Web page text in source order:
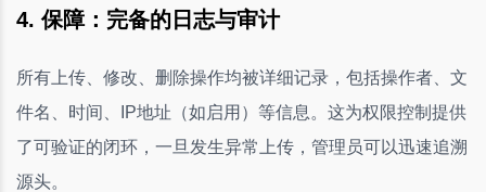
4. 保障：完备的日志与审计
所有上传、修改、删除操作均被详细记录，包括操作者、文
件名、时间、IP地址（如启用）等信息。这为权限控制提供
了可验证的闭环，一旦发生异常上传，管理员可以迅速追溯
源头。